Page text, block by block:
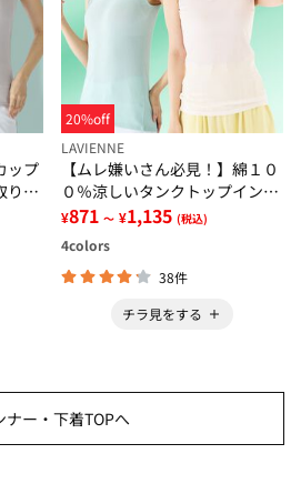
ップ
りタ
ラ
20%off
LAVIENNE
【ムレ嫌いさん必見！】綿１０
０％涼しいタンクトップインナ
ー＜さらりラボ＞
¥871 ～ ¥1,135 (税込)
4colors
38件
チラ見をする
ナー・下着TOPへ